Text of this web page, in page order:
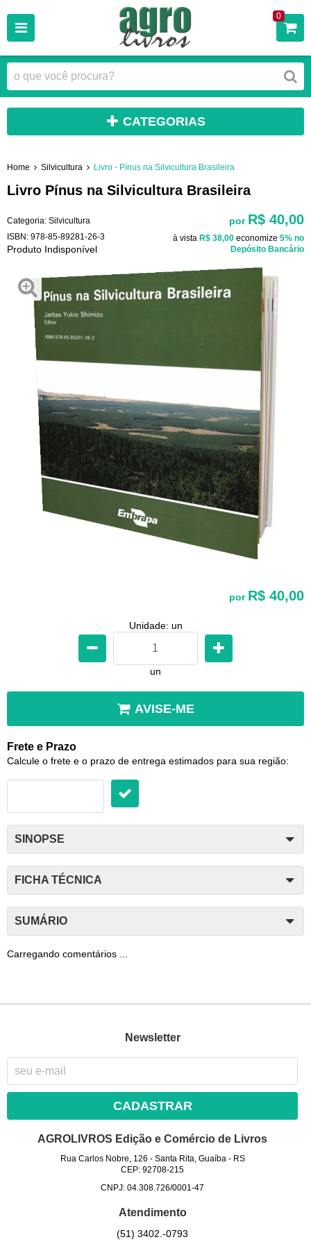
0
CATEGORIAS
Home Silvicultura Livro - Pínus na Silvicultura Brasileira
Livro Pínus na Silvicultura Brasileira
Categoria: Silvicultura
ISBN: 978-85-89281-26-3
Produto Indisponível
por R$ 40,00
à vista R$ 38,00 economize 5% no
Depósito Bancário
por R$ 40,00
Unidade: un
un
AVISE-ME
Frete e Prazo
Calcule o frete e o prazo de entrega estimados para sua região:
SINOPSE
FICHA TÉCNICA
SUMÁRIO
Carregando comentários ...
Newsletter
CADASTRAR
AGROLIVROS Edição e Comércio de Livros
Rua Carlos Nobre, 126 - Santa Rita, Guaíba- RS
CEP: 92708-215
CNPJ: 04.308.726/0001-47
Atendimento
(51) 3402.-0793